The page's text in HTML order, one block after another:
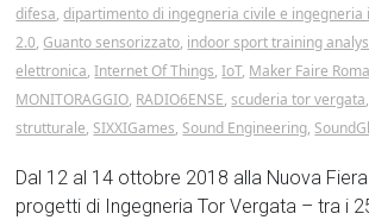
difesa,dipartimento di ingegneria civile e ingegneria
2.0, Guanto sensorizzato, indoor sport training
elettronica,Internet Of Things,IoT, Maker Faire
MONITORAGGIO, RADIO6ENSE,scuderia tor vergata,
strutturale, SIXXIGames, Sound Engineering,
Dal 12 al 14 ottobre 2018 alla Nuova
progetti di Ingegneria Tor Vergata – tra i